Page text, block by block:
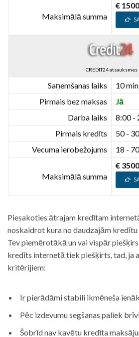
Maksimālā summa
€ 1500
CREDIT24 atsauksmes
Saņemšanas laiks
10 min
Pirmais bez maksas
Jā
Darba laiks
8:00 -
Pirmais kredīts
50 -
Vecuma ierobežojums
18 -
Maksimālā summa
€ 3500
Piesakoties ātrajam kredītam
noskaidrot kura no daudzajām
Tev piemērotākā un vai vispār
kredīts internetā tiek piešķirts, tad, ja
kritērijiem:
Ir pierādāmi stabili ikmēneša
Pēc izdevumu segšanas paliek
Šobrīd nav kavētu kredīta